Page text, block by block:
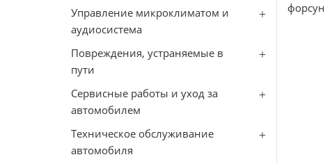
Управление микроклиматом и
аудиосистема
Повреждения, устраняемые в
пути
Сервисные работы и уход за
автомобилем
Техническое обслуживание
автомобиля